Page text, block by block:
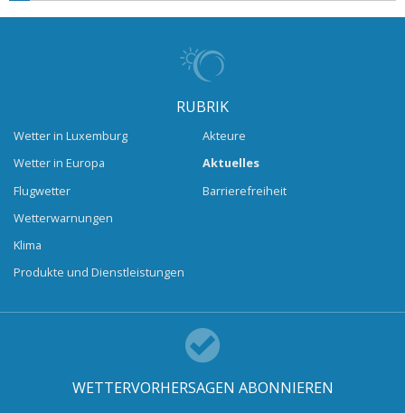
RUBRIK
Wetter in Luxemburg
Wetter in Europa
Flugwetter
Wetterwarnungen
Klima
Produkte und Dienstleistungen
Akteure
Aktuelles
Barrierefreiheit
WETTERVORHERSAGEN ABONNIEREN